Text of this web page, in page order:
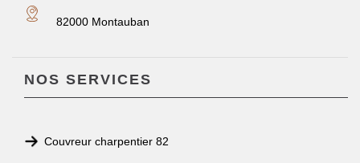
82000 Montauban
NOS SERVICES
Couvreur charpentier 82